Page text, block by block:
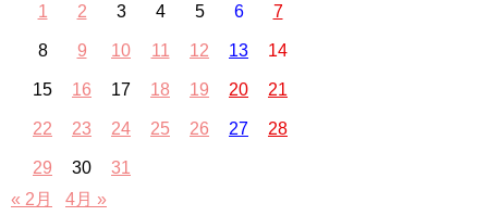
1
2 3 4 5 6 7
8 9 10 11 12 13 14
15 16 17 18 19 20 21
22 23 24 25 26 27 28
29 30
31
« 2月
4月 »